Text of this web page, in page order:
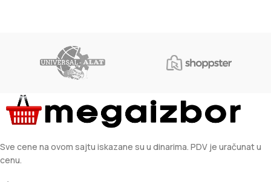
Sve cene na ovom sajtu iskazane su u dinarima. PDV je uračunat u
cenu.